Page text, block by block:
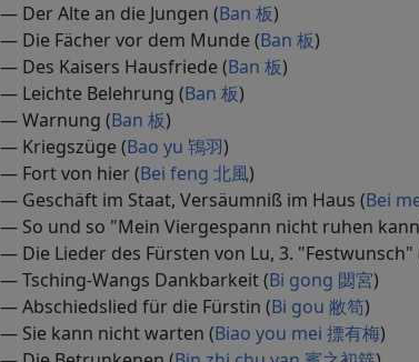
Alte an die Jungen (Ban 板)
Fächer vor dem Munde (Ban 板)
Kaisers Hausfriede (Ban 板)
Belehrung (Ban 板)
Warnung (Ban 板)
Kriegszüge (Bao yu 鴇羽)
Fort von hier (Bei feng 北風)
im Staat, Versäumniß im Haus (Bei
und so "Mein Viergespann nicht ruhen
Lieder des Fürsten von Lu, 3. "Festwunsch"
Wangs Dankbarkeit (Bi gong 閟宮)
für die Fürstin (Bi gou 敝笱)
kann nicht warten (Biao you mei 摽有梅)